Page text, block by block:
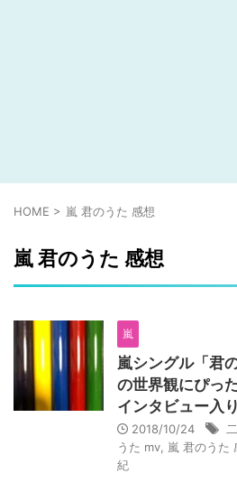
HOME > 嵐 君のうた 感想
嵐 君のうた 感想
嵐
嵐シングル「君
の世界観にぴっ
インタビュー入り
2018/10/24
うた mv 嵐 君のうた
紀